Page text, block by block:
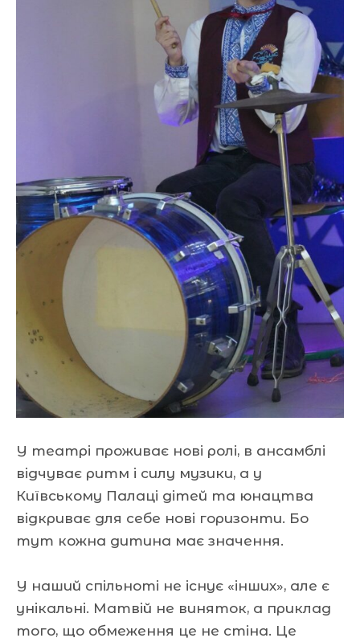
У театрі проживає нові ролі, в ансамблі
відчуває ритм і силу музики, а у
Київському Палаці дітей та юнацтва
відкриває для себе нові горизонти. Бо
тут кожна дитина має значення.
У наший спільноті не існує «інших», але є
унікальні. Матвій не виняток, а приклад
того, що обмеження це не стіна. Це